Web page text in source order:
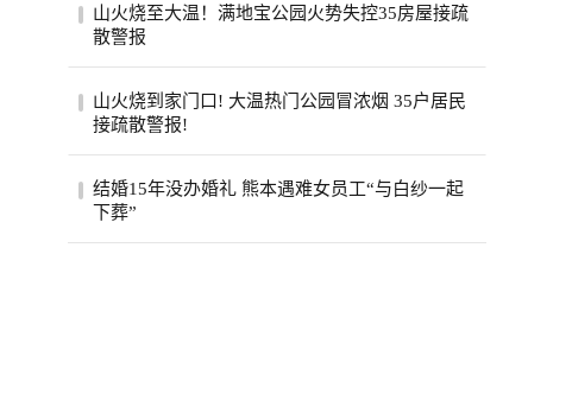
据国际紧急经济权力法所征税款的六成。最
山火烧至大温！满地宝公园火势失控35房屋接疏
散警报
发生山火，当局下午稍晚更新消息，称已有
山火烧到家门口! 大温热门公园冒浓烟 35户居民
接疏散警报!
火，安莫尔村35处房产接疏散警报。高压电
结婚15年没办婚礼 熊本遇难女员工“与白纱一起
下葬”